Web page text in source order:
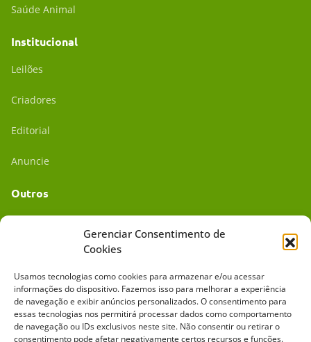
Gerenciar Consentimento de
Cookies
Usamos tecnologias como cookies para armazenar e/ou acessar
informações do dispositivo. Fazemos isso para melhorar a experiência
de navegação e exibir anúncios personalizados. O consentimento para
essas tecnologias nos permitirá processar dados como comportamento
de navegação ou IDs exclusivos neste site. Não consentir ou retirar o
consentimento pode afetar negativamente certos recursos e funções.
Saúde Animal
Institucional
Leilões
Criadores
Editorial
Anuncie
Outros
Mídia Kit